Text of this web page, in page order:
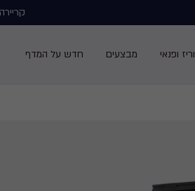
ופנאי מבצעים חדש על המדף